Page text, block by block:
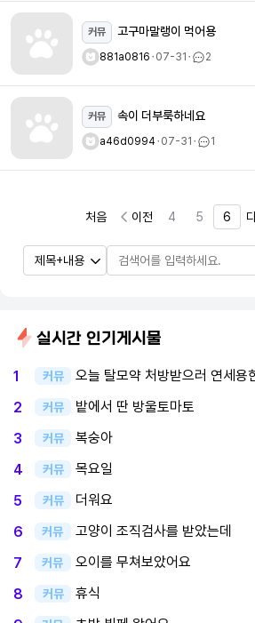
커뮤 고구마말랭이 먹어용
881a0816ㆍ07-31 ㆍ 2
커뮤 속이 더부룩하네요
a46d0994ㆍ07-31 ㆍ 1
처음 이전 4 5 6
실시간 인기게시물
1 커뮤 오늘 탈모약 처방받으러 연세용
2 커뮤 밭에서 딴 방울토마토
3 커뮤 복숭아
4 커뮤 목요일
5 커뮤 더워요
6 커뮤 고양이 조직검사를 받았는데
7 커뮤 오이를 무쳐보았어요
8 커뮤 휴식